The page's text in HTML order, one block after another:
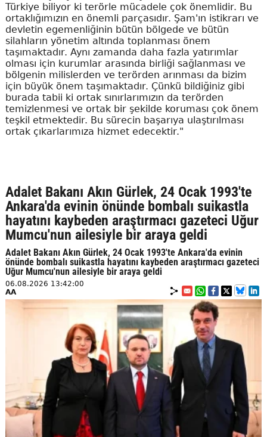
Türkiye biliyor ki terörle mücadele çok önemlidir. Bu
ortaklığımızın en önemli parçasıdır. Şam'ın istikrarı ve
devletin egemenliğinin bütün bölgede ve bütün
silahların yönetim altında toplanması önem
taşımaktadır. Aynı zamanda daha fazla yatırımlar
olması için kurumlar arasında birliği sağlanması ve
bölgenin milislerden ve terörden arınması da bizim
için büyük önem taşımaktadır. Çünkü bildiğiniz gibi
burada tabii ki ortak sınırlarımızın da terörden
temizlenmesi ve ortak bir şekilde koruması çok önem
teşkil etmektedir. Bu sürecin başarıya ulaştırılması
ortak çıkarlarımıza hizmet edecektir."
Adalet Bakanı Akın Gürlek, 24 Ocak 1993'te
Ankara'da evinin önünde bombalı suikastla
hayatını kaybeden araştırmacı gazeteci Uğur
Mumcu'nun ailesiyle bir araya geldi
Adalet Bakanı Akın Gürlek, 24 Ocak 1993'te Ankara'da evinin
önünde bombalı suikastla hayatını kaybeden araştırmacı gazeteci
Uğur Mumcu'nun ailesiyle bir araya geldi
06.08.2026 13:42:00
AA